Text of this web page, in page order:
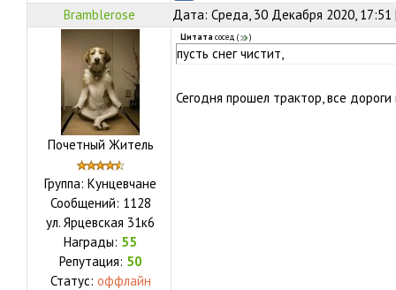
Bramblerose Дата: Среда, 30 Декабря 2020,
Почетный Житель
Группа: Кунцевчане
Сообщений: 1128
ул. Ярцевская 31к6
Награды: 55
Репутация: 50
Статус: оффлайн
Цитата сосед ( )
пусть снег чистит,
Сегодня прошел трактор, все